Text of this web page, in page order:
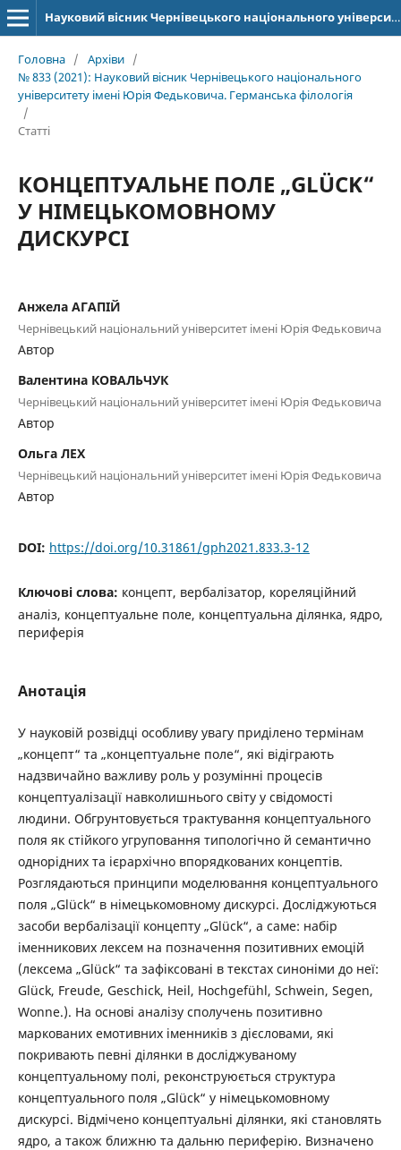
Науковий вісник Чернівецького національного університету імені Юрія Федьковича. Серія: Германська філологія
Головна / Архіви /
№ 833 (2021): Науковий вісник Чернівецького національного
університету імені Юрія Федьковича. Германська філологія
/
Статті
КОНЦЕПТУАЛЬНЕ ПОЛЕ „GLÜCK“
У НІМЕЦЬКОМОВНОМУ
ДИСКУРСІ
Анжела АГАПІЙ
Чернівецький національний університет імені Юрія Федьковича
Автор
Валентина КОВАЛЬЧУК
Чернівецький національний університет імені Юрія Федьковича
Автор
Ольга ЛЕХ
Чернівецький національний університет імені Юрія Федьковича
Автор
DOI: https://doi.org/10.31861/gph2021.833.3-12
Ключові слова: концепт, вербалізатор, кореляційний
аналіз, концептуальне поле, концептуальна ділянка, ядро,
периферія
Анотація
У науковій розвідці особливу увагу приділено термінам
„концепт“ та „концептуальне поле“, які відіграють
надзвичайно важливу роль у розумінні процесів
концептуалізації навколишнього світу у свідомості
людини. Обгрунтовується трактування концептуального
поля як стійкого угруповання типологічно й семантично
однорідних та ієрархічно впорядкованих концептів.
Розглядаються принципи моделювання концептуального
поля „Glück“ в німецькомовному дискурсі. Досліджуються
засоби вербалізації концепту „Glück“, а саме: набір
іменникових лексем на позначення позитивних емоцій
(лексема „Glück“ та зафіксовані в текстах синоніми до неї:
Glück, Freude, Geschick, Heil, Hochgefühl, Schwein, Segen,
Wonne.). На основі аналізу сполучень позитивно
маркованих емотивних іменників з дієсловами, які
покривають певні ділянки в досліджуваному
концептуальному полі, реконструюється структура
концептуального поля „Glück“ у німецькомовному
дискурсі. Відмічено концептуальні ділянки, які становлять
ядро, а також ближню та дальню периферію. Визначено